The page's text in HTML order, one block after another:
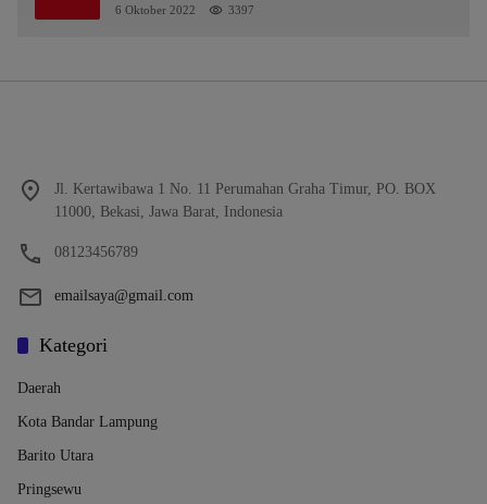
6 Oktober 2022 3397
Jl. Kertawibawa 1 No. 11 Perumahan Graha Timur, PO. BOX
11000, Bekasi, Jawa Barat, Indonesia
08123456789
emailsaya@gmail.com
Kategori
Daerah
Kota Bandar Lampung
Barito Utara
Pringsewu